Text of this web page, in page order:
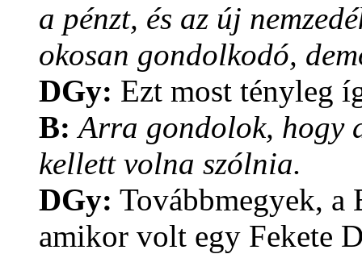
a pénzt, és az új
okosan gondolkodó,
DGy: Ezt most tényleg
B: Arra gondolok, hogy
kellett volna szólnia.
DGy: Továbbmegyek, a
amikor volt egy Fekete